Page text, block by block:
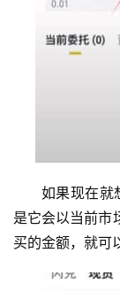
如果现在就
是它会以当前市
买的金额，就可